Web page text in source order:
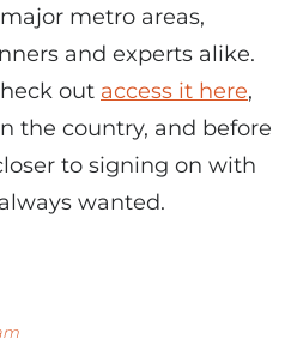
metro areas,
and experts alike.
out access it here,
the country, and before
to signing on with
wanted.